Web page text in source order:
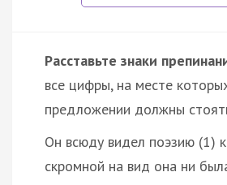
Расставьте знаки
все цифры, на месте
предложении должны
Он всюду видел поэзию (1)
скромной на вид она ни